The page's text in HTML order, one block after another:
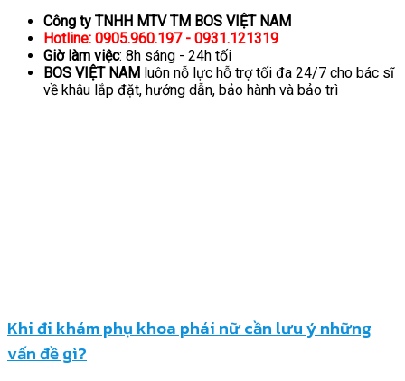
Công ty TNHH MTV TM BOS VIỆT NAM
Hotline: 0905.960.197 - 0931.121319
Giờ làm việc: 8h sáng - 24h tối
BOS VIỆT NAM luôn nỗ lực hỗ trợ tối đa 24/7 cho bác sĩ
về khâu lắp đặt, hướng dẫn, bảo hành và bảo trì
Khi đi khám phụ khoa phái nữ cần lưu ý những
vấn đề gì?